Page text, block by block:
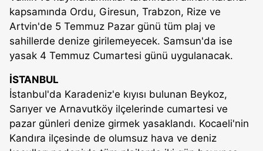
kapsamında Ordu, Giresun, Trabzon, Rize ve
Artvin'de 5 Temmuz Pazar günü tüm plaj ve
sahillerde denize girilemeyecek. Samsun'da ise
yasak 4 Temmuz Cumartesi günü uygulanacak.
İSTANBUL
İstanbul'da Karadeniz'e kıyısı bulunan Beykoz,
Sarıyer ve Arnavutköy ilçelerinde cumartesi ve
pazar günleri denize girmek yasaklandı. Kocaeli'nin
Kandıra ilçesinde de olumsuz hava ve deniz